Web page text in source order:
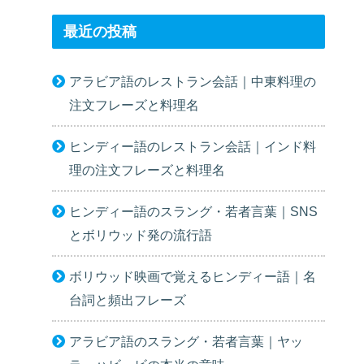
最近の投稿
アラビア語のレストラン会話｜中東料理の
注文フレーズと料理名
ヒンディー語のレストラン会話｜インド料
理の注文フレーズと料理名
ヒンディー語のスラング・若者言葉｜SNS
とボリウッド発の流行語
ボリウッド映画で覚えるヒンディー語｜名
台詞と頻出フレーズ
アラビア語のスラング・若者言葉｜ヤッ